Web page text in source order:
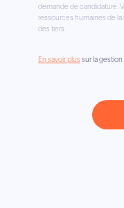
demande de candidature.
ressources humaines de
des tiers.
En savoir plus sur la